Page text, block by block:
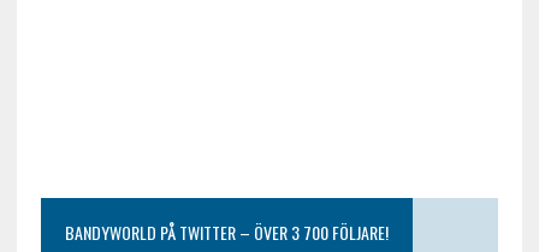
BANDYWORLD PÅ TWITTER – ÖVER 3 700 FÖLJARE!